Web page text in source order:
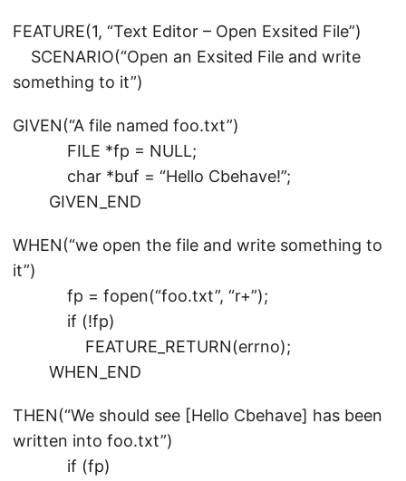
FEATURE(1, “Text Editor – Open Exsited File”)
SCENARIO(“Open an Exsited File and write
something to it”)
GIVEN(“A file named foo.txt”)
FILE *fp = NULL;
char *buf = “Hello Cbehave!”;
GIVEN_END
WHEN(“we open the file and write something to
it”)
fp = fopen(“foo.txt”, “r+”);
if (!fp)
FEATURE_RETURN(errno);
WHEN_END
THEN(“We should see [Hello Cbehave] has been
written into foo.txt”)
if (fp)